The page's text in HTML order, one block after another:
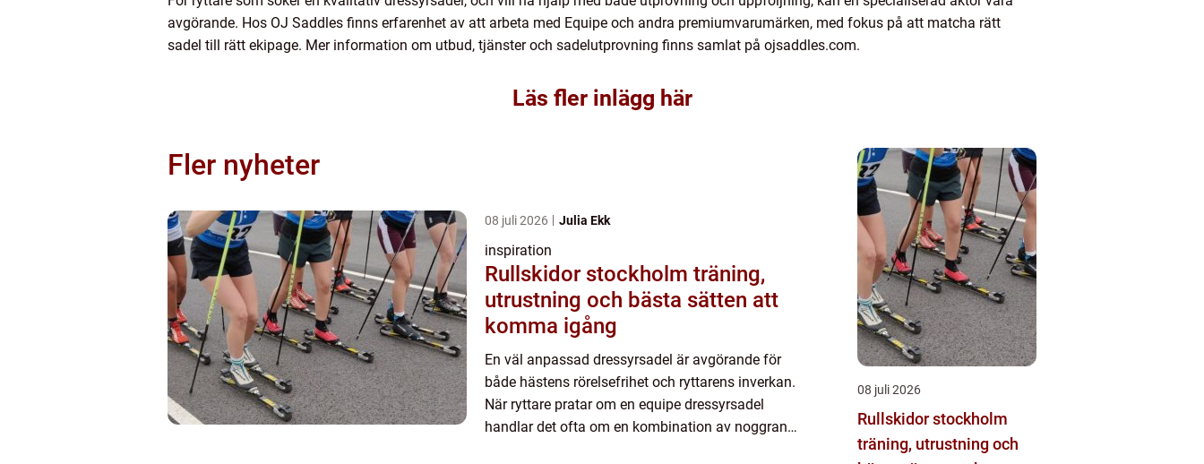
avgörande. Hos OJ Saddles finns erfarenhet av att arbeta med Equipe och andra premiumvarumärken, med fokus på att matcha rätt
sadel till rätt ekipage. Mer information om utbud, tjänster och sadelutprovning finns samlat på ojsaddles.com.
Läs fler inlägg här
Fler nyheter
08 juli 2026 Julia Ekk
inspiration
Rullskidor stockholm träning,
utrustning och bästa sätten att
komma igång
En väl anpassad dressyrsadel är avgörande för
både hästens rörelsefrihet och ryttarens inverkan.
När ryttare pratar om en equipe dressyrsadel
handlar det ofta om en kombination av noggrann
08 juli 2026
Rullskidor stockholm
träning, utrustning och